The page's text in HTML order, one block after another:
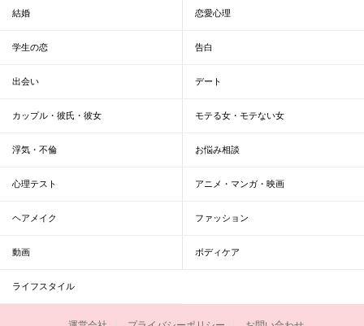
結婚 恋愛心理
学生の恋 告白
出会い デート
カップル・彼氏・彼女 モテる女・モテない女
浮気・不倫 お悩み相談
心理テスト アニメ・マンガ・映画
ヘアメイク ファッション
動画 ボディケア
ライフスタイル